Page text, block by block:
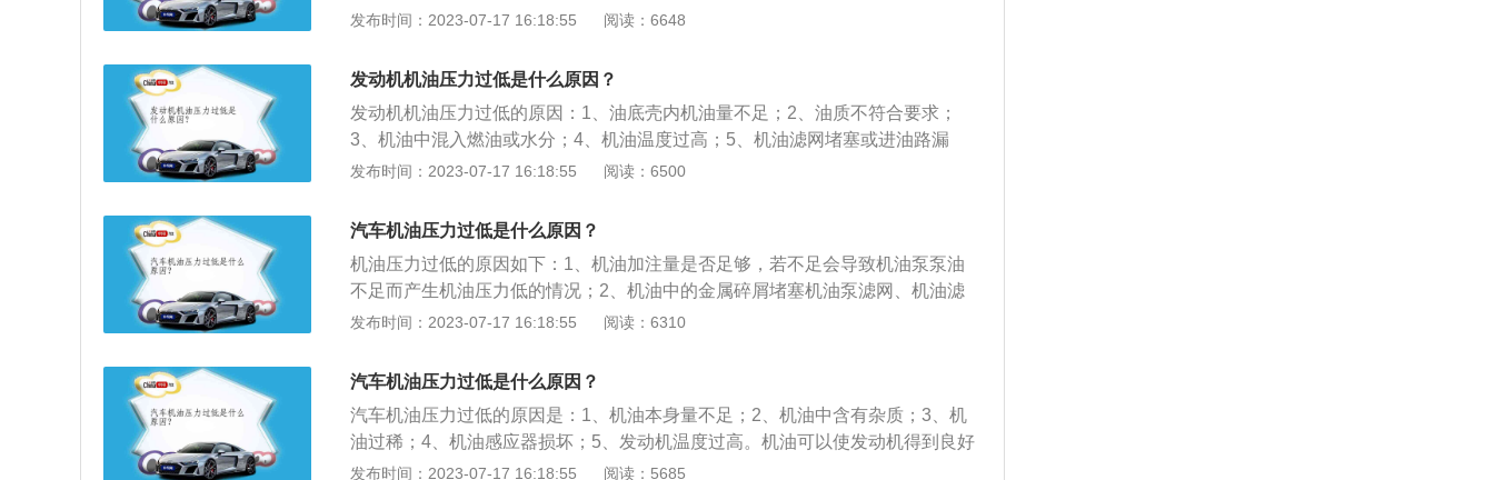
提示：如果机油压力不足会将此信息通报发动机电脑，最后以红色机油壶的形状
响机油的供油压力。发动机噪音增大：机油的主要作用是润滑，如果出现机油压
力不足时发动机会发出和往常不同的噪音或查看机油压力表提示。
统管路严重漏油；7、机油过滤器破损漏油；8、主轴承、连杆轴承、凸轮轴衬套
大；2、导致发动机排放超标、怠速不稳、加速乏力；3、加速积碳的产生，损坏
发布时间：2023-07-17 16:18:55 阅读：6648
发动机机油压力过低是什么原因？
发动机机油压力过低的原因：1、油底壳内机油量不足；2、油质不符合要求；
3、机油中混入燃油或水分；4、机油温度过高；5、机油滤网堵塞或进油路漏
气；6、泵油压力不足；7、限压阀漏油严重；8、机油滤清器及主油道堵塞；9、
其由基础油和添加剂组成，机油能对发动机起到润滑减磨、辅助冷却降温、密封
防漏、防锈防蚀和减震缓冲的作用。机油压力太低的解决方法是：1、检查机油
压力表及传感器，工作不良时应更换；2、检查机油粘度是否正常，不正常时应
该更换适当粘度的机油；3、在机油泵试验台上检查、调整限压阀，使机油压力
达到正常标准；4、清洗润滑油管和油道，维护滤清器等。
发布时间：2023-07-17 16:18:55 阅读：6500
汽车机油压力过低是什么原因？
机油压力过低的原因如下：1、机油加注量是否足够，若不足会导致机油泵泵油
不足而产生机油压力低的情况；2、机油中的金属碎屑堵塞机油泵滤网、机油滤
清器或者油道；3、加注的机油牌号不合适或者机油变质；4、机油压力报警器故
测。以下是烧机油的原因：1、积碳是引发发动机各类问题的根源。积碳会沉积
在活塞的凹槽内，导致活塞环粘在一起，降低刮油密封能力。2、油泥也会堵塞
回油孔，机油无法正常回流，导致机油消耗量的增加。3、积碳又会加剧活塞与
气缸壁之间的磨损，造成间隙过大，导致机油进入燃烧室。4、气门油封腐蚀老
发布时间：2023-07-17 16:18:55 阅读：6310
汽车机油压力过低是什么原因？
汽车机油压力过低的原因是：1、机油本身量不足；2、机油中含有杂质；3、机
油过稀；4、机油感应器损坏；5、发动机温度过高。机油可以使发动机得到良好
的润滑，并对发动机起到减少摩擦、清洁、缓冲和密封的作用。汽车机油压力过
发布时间：2023-07-17 16:18:55 阅读：5685